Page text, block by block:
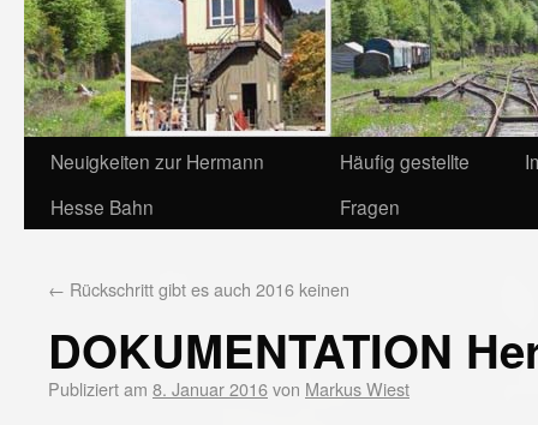
Neuigkeiten zur Hermann
Hesse Bahn
Häufig gestellte
Fragen
← Rückschritt gibt es auch 2016 keinen
DOKUMENTATION
Publiziert am 8. Januar 2016von Markus Wiest